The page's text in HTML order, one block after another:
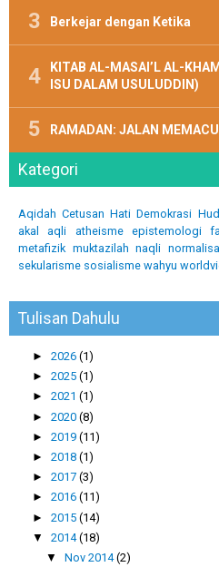
Berkejar dengan Ketika
KITAB AL-MASAI’L AL-
ISU DALAM USULUDDIN)
RAMADAN: JALAN
Kategori
Aqidah Cetusan Hati Demokrasi
akal
aqli atheisme epistemologi
metafizik muktazilah naqli
sekularisme sosialisme wahyu
Tulisan Dahulu
► 2026 (1)
► 2025 (1)
► 2021 (1)
► 2020 (8)
► 2019 (11)
► 2018 (1)
► 2017 (3)
► 2016 (11)
► 2015 (14)
▼ 2014(18)
▼Nov 2014(2)